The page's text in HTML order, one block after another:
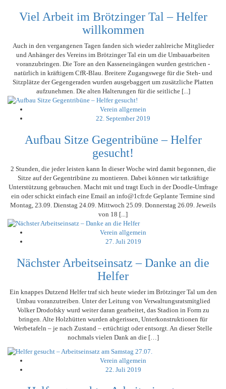
Viel Arbeit im Brötzinger Tal – Helfer
willkommen
Auch in den vergangenen Tagen fanden sich wieder zahlreiche Mitglieder
und Anhänger des Vereins im Brötzinger Tal ein um die Umbauarbeiten
voranzubringen. Die Tore an den Kasseneingängen wurden gestrichen -
natürlich in kräftigem CfR-Blau. Breitere Zugangswege für die Steh- und
Sitzplätze der Gegengeraden wurden ausgebaggert um zusätzliche Platten
aufzunehmen. Die alten Halterungen für die seitliche [...]
Verein allgemein
22. September 2019
Aufbau Sitze Gegentribüne – Helfer
gesucht!
2 Stunden, die jeder leisten kann In dieser Woche wird damit begonnen, die
Sitze auf der Gegentribüne zu montieren. Dabei können wir tatkräftige
Unterstützung gebrauchen. Macht mit und tragt Euch in der Doodle-Umfrage
ein oder schickt einfach eine Email an info@1cfr.de Geplante Termine sind
Montag, 23.09. Dienstag 24.09. Mittwoch 25.09. Donnerstag 26.09. Jeweils
von 18 [...]
Verein allgemein
27. Juli 2019
Nächster Arbeitseinsatz – Danke an die
Helfer
Ein knappes Dutzend Helfer traf sich heute wieder im Brötzinger Tal um den
Umbau voranzutreiben. Unter der Leitung von Verwaltungsratsmitglied
Volker Drodofsky wurd weiter daran gearbeitet, das Stadion in Form zu
bringen. Alte Holzhütten wurden abgerissen, Unterkonstruktionen für
Werbetafeln – je nach Zustand – ertüchtigt oder entsorgt. An dieser Stelle
nochmals vielen Dank an die […]
Verein allgemein
22. Juli 2019